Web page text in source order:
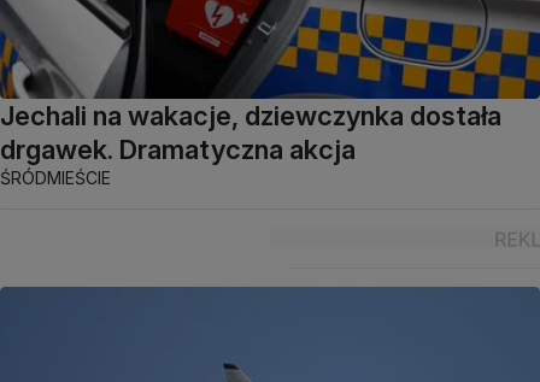
Jechali na wakacje, dziewczynka dostała
drgawek. Dramatyczna akcja
ŚRÓDMIEŚCIE